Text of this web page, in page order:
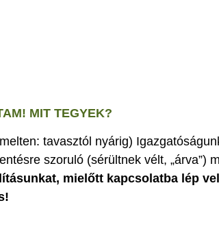
MIT TEGYEK?
tavasztól nyárig)
szoruló (sérültnek vélt, „árva”)
mielőtt kapcsolatba lép